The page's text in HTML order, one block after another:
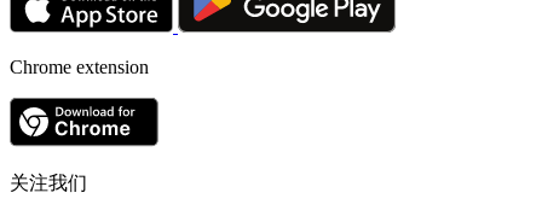
Chrome extension
关注我们